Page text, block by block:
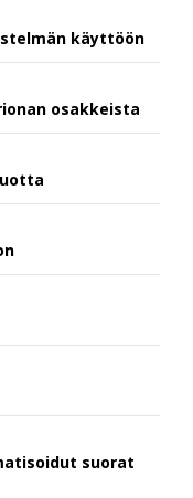
käyttöön
osakkeista
suorat